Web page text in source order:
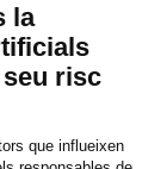
la
risc
que influeixen